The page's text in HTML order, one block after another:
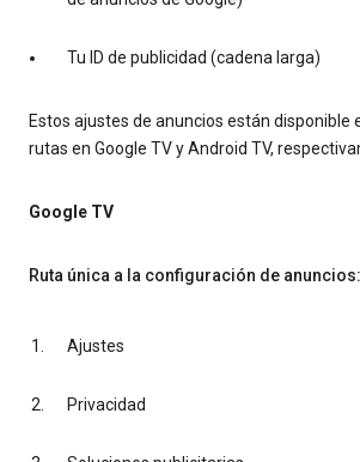
Tu ID de publicidad (cadena larga)
Estos ajustes de anuncios están disponible
rutas en Google TV y Android TV,
Google TV
Ruta única a la configuración de anuncios:
Ajustes
Privacidad